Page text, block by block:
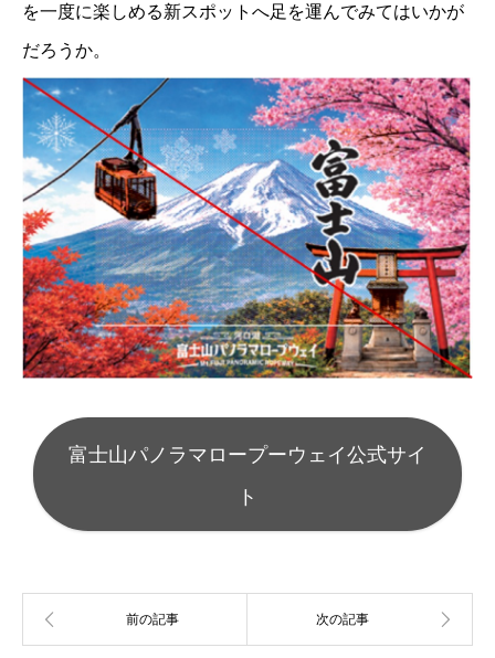
を一度に楽しめる新スポットへ足を運んでみてはいかが
だろうか。
富士山パノラマロープーウェイ公式サイ
ト